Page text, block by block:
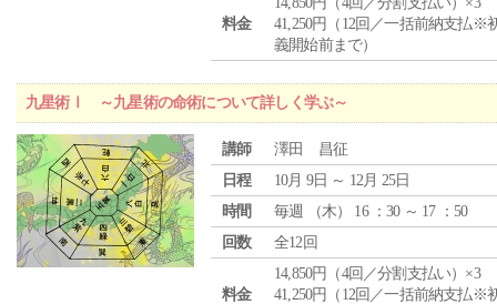
料金
41,250円（12回／一括前納支払※
義開始前まで）
九星術Ⅰ ～九星術の命術について詳しく学ぶ～
講師
澤田 昌征
日程
10月 9日 ～ 12月 25日
時間
毎週 （木） 16 ：30 ～ 17 ：50
回数
全12回
料金
14,850円（4回／分割支払い）×3
41,250円（12回／一括前納支払※